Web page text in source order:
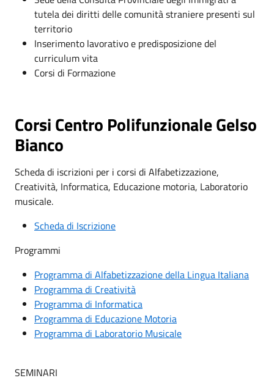
tutela dei diritti delle comunità straniere presenti sul
territorio
Inserimento lavorativo e predisposizione del
curriculum vita
Corsi di Formazione
Corsi Centro Polifunzionale Gelso
Bianco
Scheda di iscrizioni per i corsi di Alfabetizzazione,
Creatività, Informatica, Educazione motoria, Laboratorio
musicale.
Scheda di Iscrizione
Programmi
Programma di Alfabetizzazione della Lingua Italiana
Programma di Creatività
Programma di Informatica
Programma di Educazione Motoria
Programma di Laboratorio Musicale
SEMINARI